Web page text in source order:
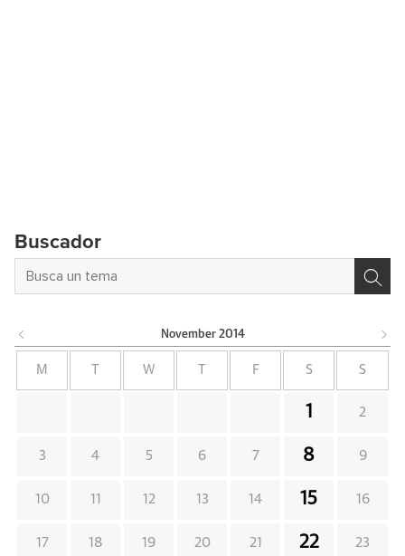
Buscador
November 2014
M W F S S
1 2
3 4 5 6 7 8 9
10 11 12 13 14 15 16
17 18 19 20 21 22 23